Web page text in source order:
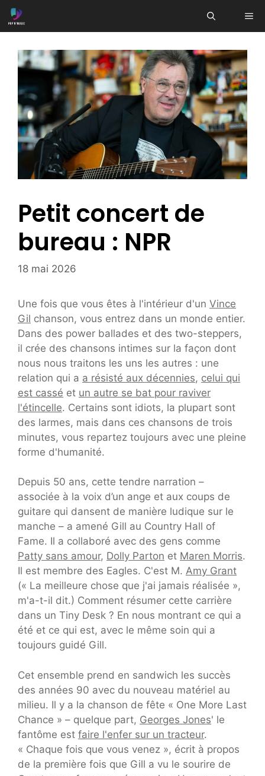
Aller
au
Petit concert de
bureau : NPR
18 mai 2026
Une fois que vous êtes à l'intérieur d'un Vince
Gil chanson, vous entrez dans un monde entier.
Dans des power ballades et des two-steppers,
il crée des chansons intimes sur la façon dont
nous nous traitons les uns les autres : une
relation qui a a résisté aux décennies, celui qui
est cassé et un autre se bat pour raviver
l'étincelle. Certains sont idiots, la plupart sont
des larmes, mais dans ces chansons de trois
minutes, vous repartez toujours avec une pleine
forme d'humanité.
Depuis 50 ans, cette tendre narration –
associée à la voix d’un ange et aux coups de
guitare qui dansent de manière ludique sur le
manche – a amené Gill au Country Hall of
Fame. Il a collaboré avec des gens comme
Patty sans amour, Dolly Parton et Maren Morris.
Il est membre des Eagles. C'est M. Amy Grant
(« La meilleure chose que j'ai jamais réalisée »,
m'a-t-il dit.) Comment résumer cette carrière
dans un Tiny Desk ? En nous montrant ce qui a
été et ce qui est, avec le même soin qui a
toujours guidé Gill.
Cet ensemble prend en sandwich les succès
des années 90 avec du nouveau matériel au
milieu. Il y a la chanson de fête « One More Last
Chance » – quelque part, Georges Jones' le
fantôme est faire l'enfer sur un tracteur.
« Chaque fois que vous venez », écrit à propos
de la première fois que Gill a vu le sourire de